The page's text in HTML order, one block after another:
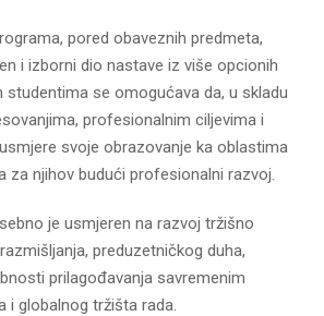
pored obaveznih predmeta,
i izborni dio nastave iz više opcionih
studentima se omogućava da, u skladu
profesionalnim ciljevima i
svoje obrazovanje ka oblastima
za njihov budući profesionalni razvoj.
je usmjeren na razvoj tržišno
preduzetničkog duha,
prilagođavanja savremenim
i globalnog tržišta rada.